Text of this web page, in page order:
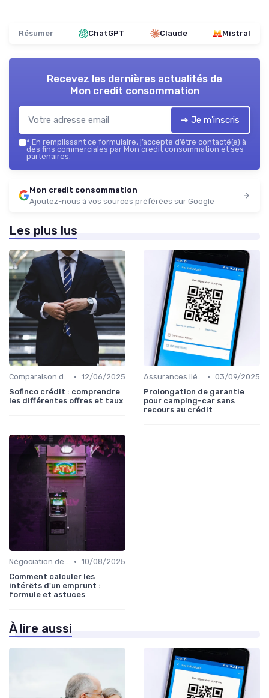
Résumer ChatGPT Claude Mistral
Recevez les dernières actualités de
Mon credit consommation
➔ Je m'inscris
* En remplissant ce formulaire, j’accepte d’être contacté(e) à
des fins commerciales par Mon credit consommation et ses
partenaires.
Mon credit consommation
Ajoutez-nous à vos sources préférées sur Google
Les plus lus
Comparaison des offres • 12/06/2025
Sofinco crédit : comprendre
les différentes offres et taux
Assurances liées au crédit • 03/09/2025
Prolongation de garantie
pour camping-car sans
recours au crédit
Négociation des taux d'intérêt • 10/08/2025
Comment calculer les
intérêts d'un emprunt :
formule et astuces
À lire aussi